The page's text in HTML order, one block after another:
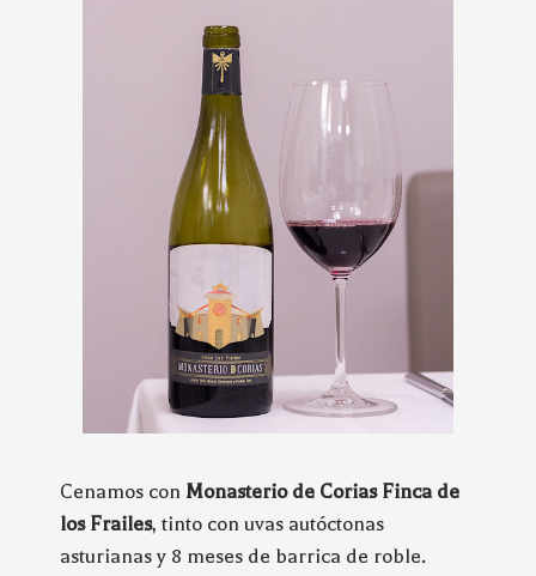
Cenamos con Monasterio de Corias Finca de
los Frailes, tinto con uvas autóctonas
asturianas y 8 meses de barrica de roble.